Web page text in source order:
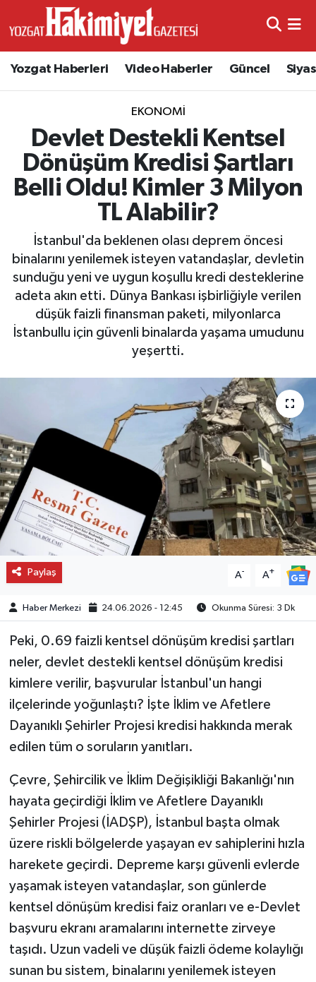
Yozgat Haberleri Video Haberler Güncel
EKONOMI
Devlet Destekli Kentsel
Dönüşüm Kredisi Şartları
Belli Oldu! Kimler 3 Milyon
TL Alabilir?
İstanbul'da beklenen olası deprem öncesi
binalarını yenilemek isteyen vatandaşlar, devletin
sunduğu yeni ve uygun koşullu kredi desteklerine
adeta akın etti. Dünya Bankası işbirliğiyle verilen
düşük faizli finansman paketi, milyonlarca
İstanbullu için güvenli binalarda yaşama umudunu
yeşertti.
Paylaş A- A+
Haber Merkezi 24.06.2026 - 12:45 Okunma Süresi: 3 Dk
Peki, 0.69 faizli kentsel dönüşüm kredisi şartları
neler, devlet destekli kentsel dönüşüm kredisi
kimlere verilir, başvurular İstanbul'un hangi
ilçelerinde yoğunlaştı? İşte İklim ve Afetlere
Dayanıklı Şehirler Projesi kredisi hakkında merak
edilen tüm o soruların yanıtları.
Çevre, Şehircilik ve İklim Değişikliği Bakanlığı'nın
hayata geçirdiği İklim ve Afetlere Dayanıklı
Şehirler Projesi (İADŞP), İstanbul başta olmak
üzere riskli bölgelerde yaşayan ev sahiplerini hızla
harekete geçirdi. Depreme karşı güvenli evlerde
yaşamak isteyen vatandaşlar, son günlerde
kentsel dönüşüm kredisi faiz oranları ve e-Devlet
başvuru ekranı aramalarını internette zirveye
taşıdı. Uzun vadeli ve düşük faizli ödeme kolaylığı
sunan bu sistem, binalarını yenilemek isteyen